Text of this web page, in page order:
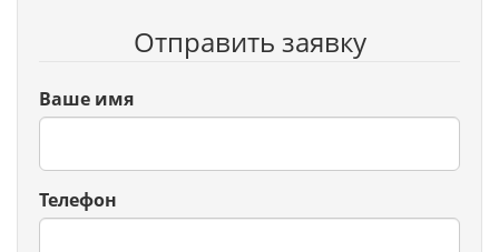
Отправить заявку
Ваше имя
Телефон